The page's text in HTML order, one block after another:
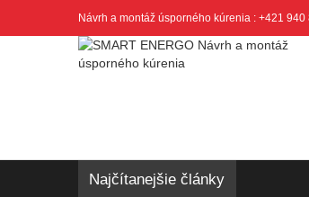
Návrh a montáž úsporného kúrenia : +421
Najčítanejšie články